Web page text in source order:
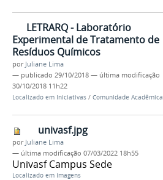
LETRARQ - Laboratório
Experimental de Tratamento de
Resíduos Químicos
por Juliane Lima
— publicado 29/10/2018 — última modificação
30/10/2018 11h22
Localizado em Iniciativas / Comunidade Acadêmica
univasf.jpg
por Juliane Lima
— última modificação 07/03/2022 18h55
Univasf Campus Sede
Localizado em Imagens